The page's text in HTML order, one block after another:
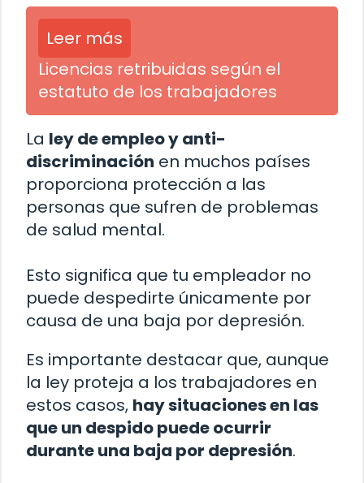
Leer más
Licencias retribuidas según el
estatuto de los trabajadores
La ley de empleo y anti-
discriminación en muchos países
proporciona protección a las
personas que sufren de problemas
de salud mental.
Esto significa que tu empleador no
puede despedirte únicamente por
causa de una baja por depresión.
Es importante destacar que, aunque
la ley proteja a los trabajadores en
estos casos, hay situaciones en las
que un despido puede ocurrir
durante una baja por depresión.